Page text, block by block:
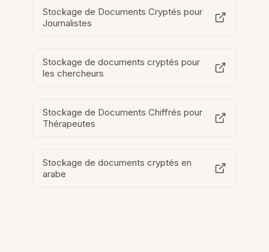
Stockage de Documents Cryptés pour
Journalistes
Stockage de documents cryptés pour
les chercheurs
Stockage de Documents Chiffrés pour
Thérapeutes
Stockage de documents cryptés en
arabe